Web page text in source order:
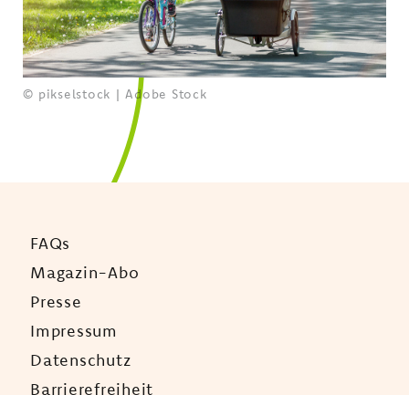
© pikselstock | Adobe Stock
FAQs
Magazin-Abo
Presse
Impressum
Datenschutz
Barrierefreiheit